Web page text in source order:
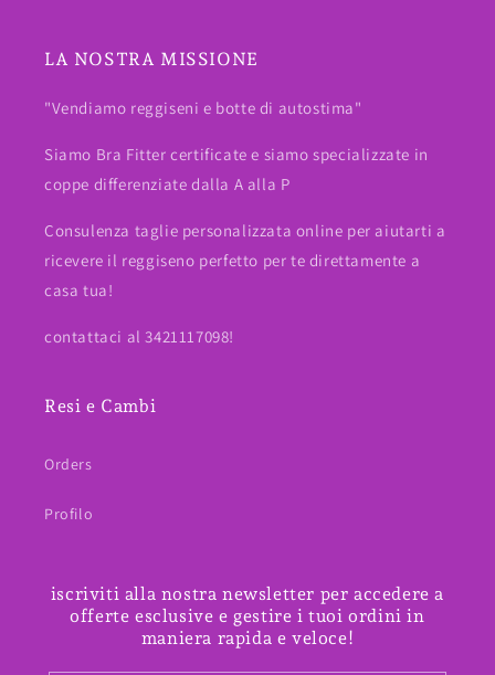
LA NOSTRA MISSIONE
"Vendiamo reggiseni e botte di autostima"
Siamo Bra Fitter certificate e siamo specializzate in
coppe differenziate dalla A alla P
Consulenza taglie personalizzata online per aiutarti a
ricevere il reggiseno perfetto per te direttamente a
casa tua!
contattaci al 3421117098!
Resi e Cambi
Orders
Profilo
iscriviti alla nostra newsletter per accedere a
offerte esclusive e gestire i tuoi ordini in
maniera rapida e veloce!